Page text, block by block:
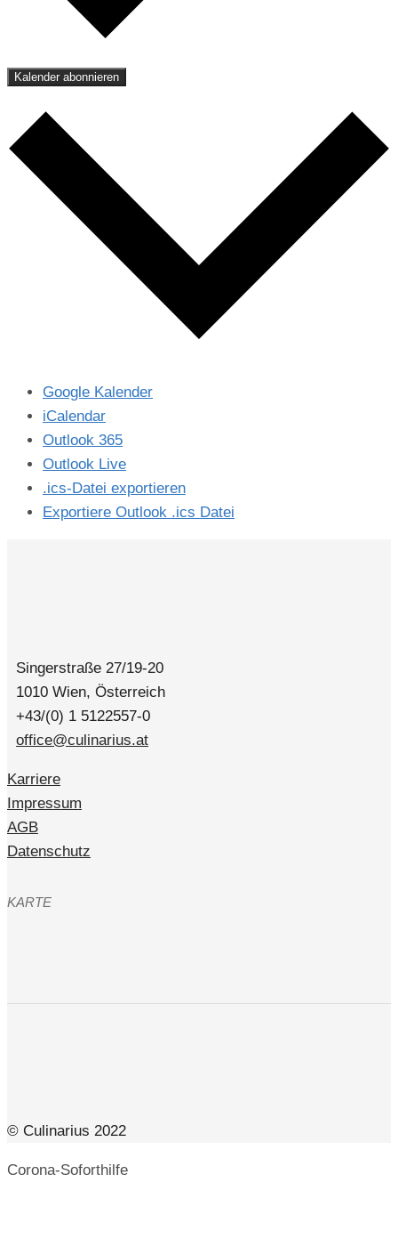
Kalender abonnieren
Google Kalender
iCalendar
Outlook 365
Outlook Live
.ics-Datei exportieren
Exportiere Outlook .ics Datei
Singerstraße 27/19-20
1010 Wien, Österreich
+43/(0) 1 5122557-0
office@culinarius.at
Karriere
Impressum
AGB
Datenschutz
KARTE
© Culinarius 2022
Corona-Soforthilfe